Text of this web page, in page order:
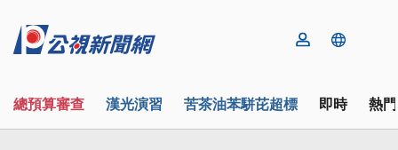
總預算審查 漢光演習 苦茶油苯駢芘超標 即時 熱